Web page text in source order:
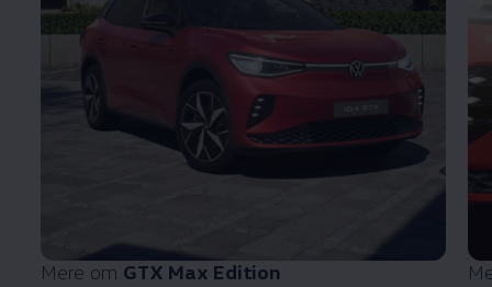
Mere om GTX Max Edition